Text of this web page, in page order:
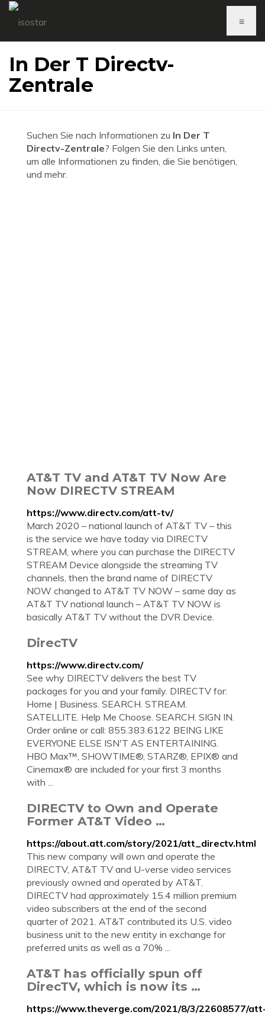
≡
In Der T Directv-
Zentrale
Suchen Sie nach Informationen zu In Der T
Directv-Zentrale? Folgen Sie den Links unten,
um alle Informationen zu finden, die Sie benötigen,
und mehr.
AT&T TV and AT&T TV Now Are
Now DIRECTV STREAM
https://www.directv.com/att-tv/
March 2020 – national launch of AT&T TV – this
is the service we have today via DIRECTV
STREAM, where you can purchase the DIRECTV
STREAM Device alongside the streaming TV
channels, then the brand name of DIRECTV
NOW changed to AT&T TV NOW – same day as
AT&T TV national launch – AT&T TV NOW is
basically AT&T TV without the DVR Device.
DirecTV
https://www.directv.com/
See why DIRECTV delivers the best TV
packages for you and your family. DIRECTV for:
Home | Business. SEARCH. STREAM.
SATELLITE. Help Me Choose. SEARCH. SIGN IN.
Order online or call: 855.383.6122 BEING LIKE
EVERYONE ELSE ISN'T AS ENTERTAINING.
HBO Max™, SHOWTIME®, STARZ®, EPIX® and
Cinemax® are included for your first 3 months
with ...
DIRECTV to Own and Operate
Former AT&T Video …
https://about.att.com/story/2021/att_directv.html
This new company will own and operate the
DIRECTV, AT&T TV and U-verse video services
previously owned and operated by AT&T.
DIRECTV had approximately 15.4 million premium
video subscribers at the end of the second
quarter of 2021. AT&T contributed its U.S. video
business unit to the new entity in exchange for
preferred units as well as a 70% ...
AT&T has officially spun off
DirecTV, which is now its …
https://www.theverge.com/2021/8/3/22608577/